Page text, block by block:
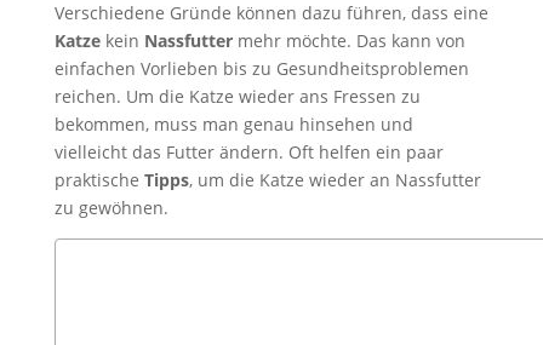
Verschiedene Gründe können dazu führen, dass eine
Katzekein Nassfuttermehr möchte. Das kann von
einfachen Vorlieben bis zu Gesundheitsproblemen
reichen. Um die Katze wieder ans Fressen zu
bekommen, muss man genau hinsehen und
vielleicht das Futter ändern. Oft helfen ein paar
praktische Tipps, um die Katze wieder an Nassfutter
zu gewöhnen.